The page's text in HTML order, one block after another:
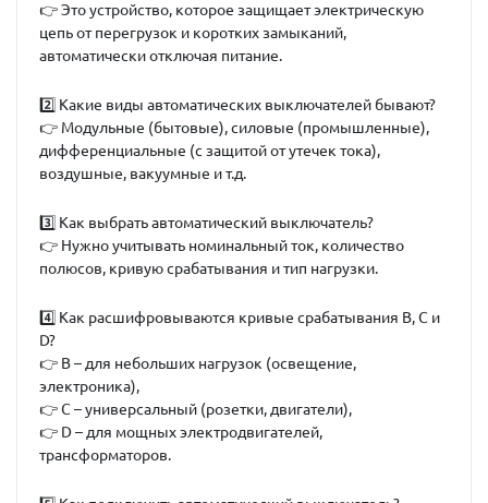
👉 Это устройство, которое защищает электрическую
цепь от перегрузок и коротких замыканий,
автоматически отключая питание.
2️⃣ Какие виды автоматических выключателей бывают?
👉 Модульные (бытовые), силовые (промышленные),
дифференциальные (с защитой от утечек тока),
воздушные, вакуумные и т.д.
3️⃣ Как выбрать автоматический выключатель?
👉 Нужно учитывать номинальный ток, количество
полюсов, кривую срабатывания и тип нагрузки.
4️⃣ Как расшифровываются кривые срабатывания B, C и
D?
👉 B– для небольших нагрузок (освещение,
электроника),
👉C – универсальный (розетки, двигатели),
👉 D– для мощных электродвигателей,
трансформаторов.